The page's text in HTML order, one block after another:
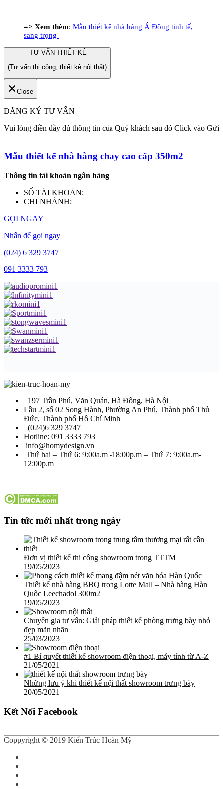
=> Xem thêm: Mẫu thiết kế nhà hàng Á Đông tinh tế,
sang trọng
TƯ VẤN THIẾT KÊ
(Tư vấn thi công, thiết kê nội thất)
×Close
ĐĂNG KÝ TƯ VẤN
Vui lòng điền đầy đủ thông tin của Quý khách sau đó Click vào Gửi
Mẫu thiết kế nhà hàng chay cao cấp 350m2
Thông tin tài khoản ngân hàng
SỐ TÀI KHOẢN:
CHI NHÁNH:
GỌI NGAY
Nhấn để gọi ngay
(024) 6 329 3747
091 3333 793
197 Trần Phú, Văn Quán, Hà Đông, Hà Nội
Lầu 2, số 02 Song Hành, Phường An Phú, Thành phố Thủ
Đức, Thành phố Hồ Chí Minh
(024)6 329 3747
Hotline: 091 3333 793
info@homydesign.vn
Thứ hai – Thứ 6: 9:00a.m -18:00p.m – Thứ 7: 9:00a.m-
12:00p.m
Tin tức mới nhất trong ngày
Đơn vị thiết kế thi công showroom trong TTTM
19/05/2023
Thiết kế nhà hàng BBQ trong Lotte Mall – Nhà hàng Hàn
Quốc Leechadol 300m2
19/05/2023
Chuyên gia tư vấn: Giải pháp thiết kế phòng trưng bày nhỏ
đẹp mãn nhãn
25/03/2023
#1 Bí quyết thiết kế showroom điện thoại, máy tính từ A-Z
21/05/2021
Những lưu ý khi thiết kế nội thất showroom trưng bày
20/05/2021
Kết Nối Facebook
Coppyright © 2019 Kiến Trúc Hoàn Mỹ